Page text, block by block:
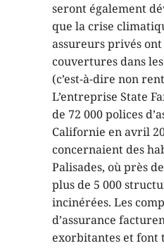
seront également
que la crise
assureurs privés
couvertures dans
(c’est-à-dire non
L’entreprise State
de 72 000 polices
Californie en avril
concernaient des
Palisades, où près
plus de 5 000
incinérées. Les
d’assurance
exorbitantes et font